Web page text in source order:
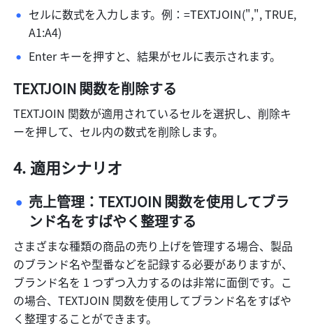
セルに数式を入力します。例：=TEXTJOIN(",", TRUE,
A1:A4)
Enter キーを押すと、結果がセルに表示されます。
TEXTJOIN 関数を削除する
TEXTJOIN 関数が適用されているセルを選択し、削除キ
ーを押して、セル内の数式を削除します。
適用シナリオ
売上管理：TEXTJOIN 関数を使用してブラ
ンド名をすばやく整理する
さまざまな種類の商品の売り上げを管理する場合、製品
のブランド名や型番などを記録する必要がありますが、
ブランド名を 1 つずつ入力するのは非常に面倒です。こ
の場合、TEXTJOIN 関数を使用してブランド名をすばや
く整理することができます。